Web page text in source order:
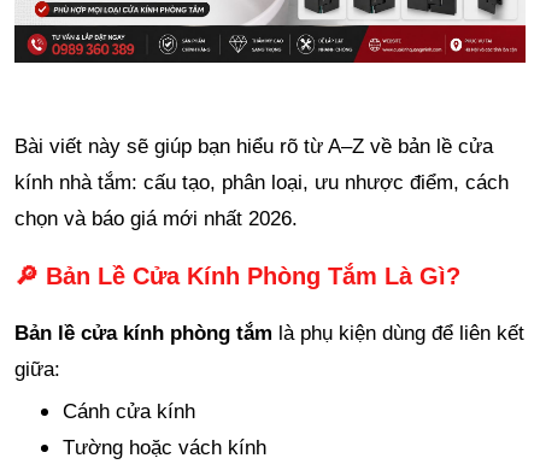
Bài viết này sẽ giúp bạn hiểu rõ từ A–Z về bản lề cửa
kính nhà tắm: cấu tạo, phân loại, ưu nhược điểm, cách
chọn và báo giá mới nhất 2026.
🔎 Bản Lề Cửa Kính Phòng Tắm Là Gì?
Bản lề cửa kính phòng tắm là phụ kiện dùng để liên kết
giữa:
Cánh cửa kính
Tường hoặc vách kính